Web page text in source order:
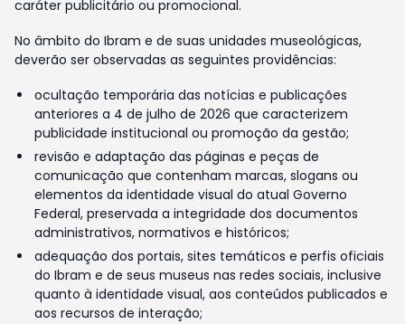
caráter publicitário ou promocional.
No âmbito do Ibram e de suas unidades museológicas,
deverão ser observadas as seguintes providências:
ocultação temporária das notícias e publicações
anteriores a 4 de julho de 2026 que caracterizem
publicidade institucional ou promoção da gestão;
revisão e adaptação das páginas e peças de
comunicação que contenham marcas, slogans ou
elementos da identidade visual do atual Governo
Federal, preservada a integridade dos documentos
administrativos, normativos e históricos;
adequação dos portais, sites temáticos e perfis oficiais
do Ibram e de seus museus nas redes sociais, inclusive
quanto à identidade visual, aos conteúdos publicados e
aos recursos de interação;